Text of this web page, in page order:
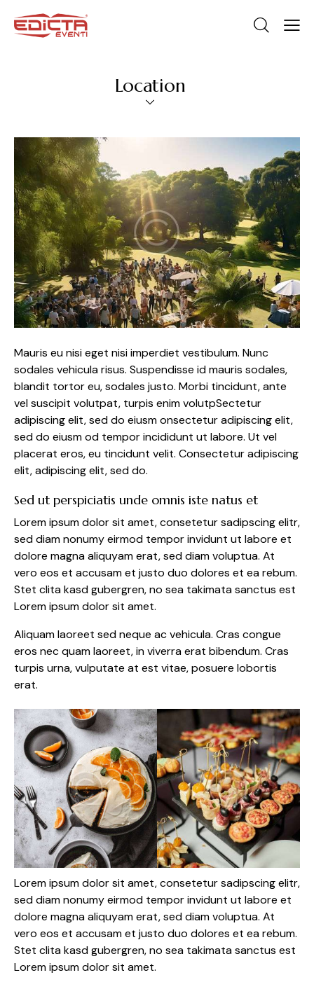
Location
Mauris eu nisi eget nisi imperdiet vestibulum. Nunc
sodales vehicula risus. Suspendisse id mauris sodales,
blandit tortor eu, sodales justo. Morbi tincidunt, ante
vel suscipit volutpat, turpis enim volutpSectetur
adipiscing elit, sed do eiusm onsectetur adipiscing elit,
sed do eiusm od tempor incididunt ut labore. Ut vel
placerat eros, eu tincidunt velit. Consectetur adipiscing
elit, adipiscing elit, sed do.
Sed ut perspiciatis unde omnis iste natus et
Lorem ipsum dolor sit amet, consetetur sadipscing elitr,
sed diam nonumy eirmod tempor invidunt ut labore et
dolore magna aliquyam erat, sed diam voluptua. At
vero eos et accusam et justo duo dolores et ea rebum.
Stet clita kasd gubergren, no sea takimata sanctus est
Lorem ipsum dolor sit amet.
Aliquam laoreet sed neque ac vehicula. Cras congue
eros nec quam laoreet, in viverra erat bibendum. Cras
turpis urna, vulputate at est vitae, posuere lobortis
erat.
Lorem ipsum dolor sit amet, consetetur sadipscing elitr,
sed diam nonumy eirmod tempor invidunt ut labore et
dolore magna aliquyam erat, sed diam voluptua. At
vero eos et accusam et justo duo dolores et ea rebum.
Stet clita kasd gubergren, no sea takimata sanctus est
Lorem ipsum dolor sit amet.